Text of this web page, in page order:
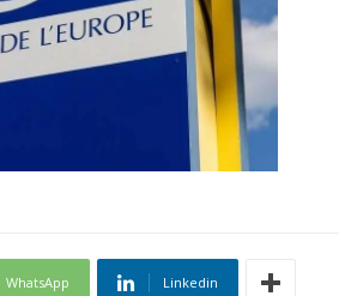
WhatsApp Linkedin